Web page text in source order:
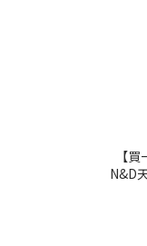
【
N&D
顆